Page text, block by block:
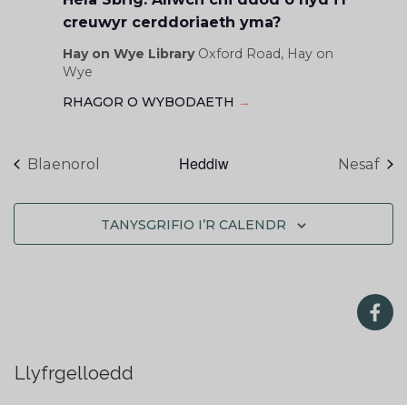
creuwyr cerddoriaeth yma?
Hay on Wye Library Oxford Road, Hay on
Wye
RHAGOR O WYBODAETH →
Blaenorol Digwyddiadau
Heddiw Nesaf
TANYSGRIFIO I’R CALENDR
Llyfrgelloedd